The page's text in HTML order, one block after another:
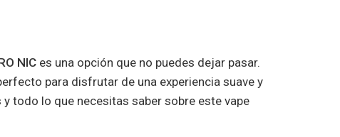
NIC es una opción que no puedes dejar pasar.
para disfrutar de una experiencia suave y
todo lo que necesitas saber sobre este vape